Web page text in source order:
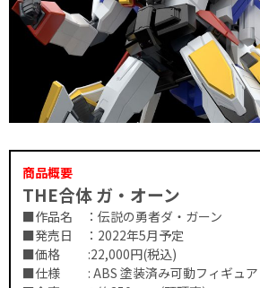
商品概要
THE合体 ガ・オーン
■作品名 ：伝説の勇者ダ・ガーン
■発売日 ：2022年5月予定
■価格 :22,000円(税込)
■仕様 : ABS 塗装済み可動フィギュア